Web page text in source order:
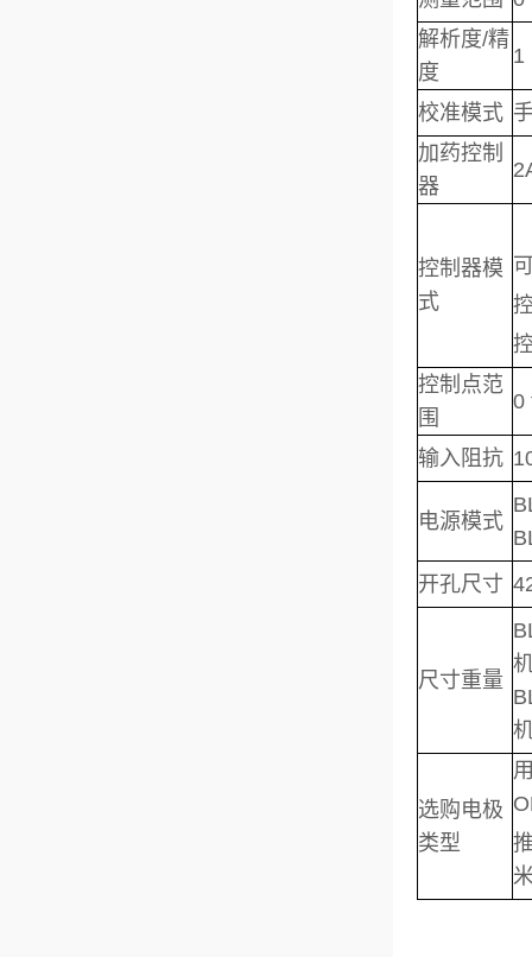
解析度/精
度
1
校准模式
加药控制
器
控制器模
式
控制点范
围
0
输入阻抗
电源模式
开孔尺寸
尺寸重量
选购电极
类型